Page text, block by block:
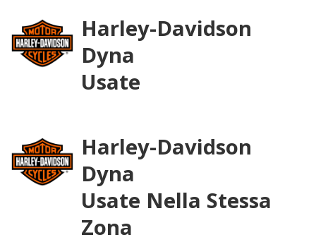
Harley-Davidson
Dyna
Usate
Harley-Davidson
Dyna
Usate Nella Stessa
Zona